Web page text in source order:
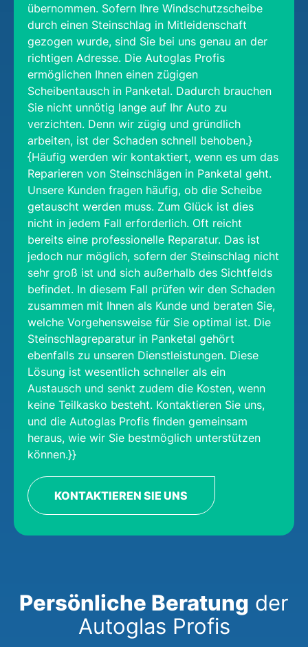
übernommen. Sofern Ihre Windschutzscheibe
durch einen Steinschlag in Mitleidenschaft
gezogen wurde, sind Sie bei uns genau an der
richtigen Adresse. Die Autoglas Profis
ermöglichen Ihnen einen zügigen
Scheibentausch in Panketal. Dadurch brauchen
Sie nicht unnötig lange auf Ihr Auto zu
verzichten. Denn wir zügig und gründlich
arbeiten, ist der Schaden schnell behoben.}
{Häufig werden wir kontaktiert, wenn es um das
Reparieren von Steinschlägen in Panketal geht.
Unsere Kunden fragen häufig, ob die Scheibe
getauscht werden muss. Zum Glück ist dies
nicht in jedem Fall erforderlich. Oft reicht
bereits eine professionelle Reparatur. Das ist
jedoch nur möglich, sofern der Steinschlag nicht
sehr groß ist und sich außerhalb des Sichtfelds
befindet. In diesem Fall prüfen wir den Schaden
zusammen mit Ihnen als Kunde und beraten Sie,
welche Vorgehensweise für Sie optimal ist. Die
Steinschlagreparatur in Panketal gehört
ebenfalls zu unseren Dienstleistungen. Diese
Lösung ist wesentlich schneller als ein
Austausch und senkt zudem die Kosten, wenn
keine Teilkasko besteht. Kontaktieren Sie uns,
und die Autoglas Profis finden gemeinsam
heraus, wie wir Sie bestmöglich unterstützen
können.}}
KONTAKTIEREN SIE UNS
Persönliche Beratung der
Autoglas Profis